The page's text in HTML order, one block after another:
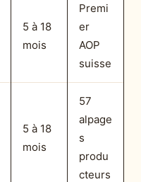
5 à 18
mois
Premi
er
AOP
suisse
5 à 18
mois
57
alpage
s
produ
cteurs